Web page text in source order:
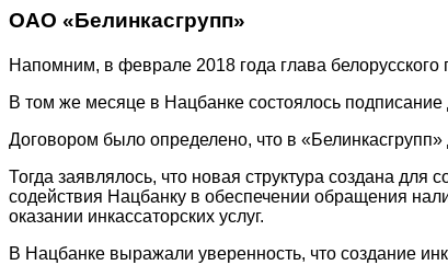
ОАО «Белинкасгрупп»
Напомним, в феврале 2018 года глава
В том же месяце в Нацбанке состоялось
Договором было определено, что в
Тогда заявлялось, что новая структура создана
содействия Нацбанку в обеспечении обращения
оказании инкассаторских услуг.
В Нацбанке выражали уверенность, что создание